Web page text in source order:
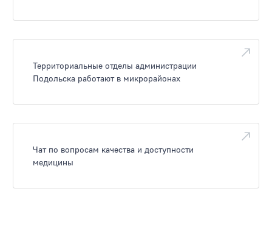
Территориальные отделы администрации
Подольска работают в микрорайонах
Чат по вопросам качества и доступности
медицины